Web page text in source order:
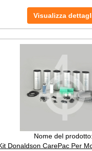
Visualizza
Nome del prodotto:
Donaldson CarePac Per